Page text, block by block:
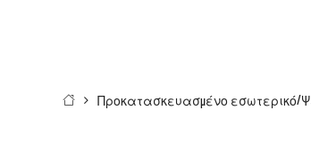
 Προκατασκευασμένο εσωτερικό/